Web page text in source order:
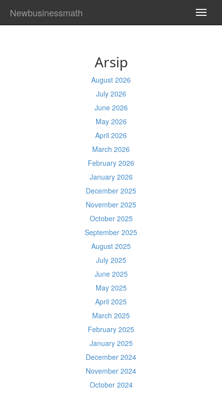
Newbusinessmath
Arsip
August 2026
July 2026
June 2026
May 2026
April 2026
March 2026
February 2026
January 2026
December 2025
November 2025
October 2025
September 2025
August 2025
July 2025
June 2025
May 2025
April 2025
March 2025
February 2025
January 2025
December 2024
November 2024
October 2024